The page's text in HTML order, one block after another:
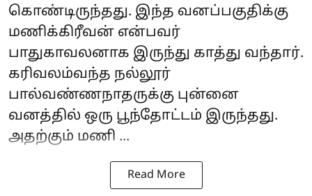
கொண்டிருந்தது. இந்த வனப்பகுதிக்கு
மணிக்கிரீவன் என்பவர்
பாதுகாவலனாக இருந்து காத்து வந்தார்.
கரிவலம்வந்த நல்லூர்
பால்வண்ணநாதருக்கு புன்னை
வனத்தில் ஒரு பூந்தோட்டம் இருந்தது.
அதற்கும் மணி ...
Read More